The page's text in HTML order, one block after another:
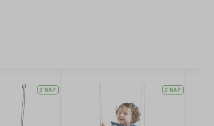
2 NAP 2 NAP